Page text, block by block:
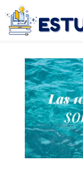
Saltar
al
contenido